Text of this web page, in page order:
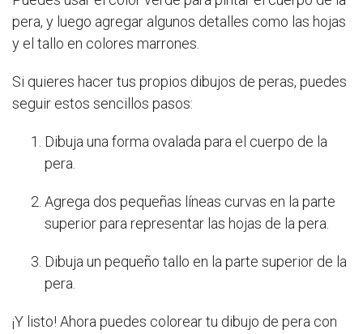
pera, y luego agregar algunos detalles como las hojas
y el tallo en colores marrones.
Si quieres hacer tus propios dibujos de peras, puedes
seguir estos sencillos pasos:
Dibuja una forma ovalada para el cuerpo de la
pera.
Agrega dos pequeñas líneas curvas en la parte
superior para representar las hojas de la pera.
Dibuja un pequeño tallo en la parte superior de la
pera.
¡Y listo! Ahora puedes colorear tu dibujo de pera con